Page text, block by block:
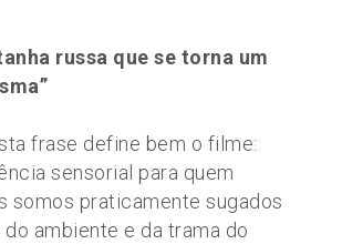
russa que se torna um
frase define bem o filme:
sensorial para quem
somos praticamente sugados
ambiente e da trama do